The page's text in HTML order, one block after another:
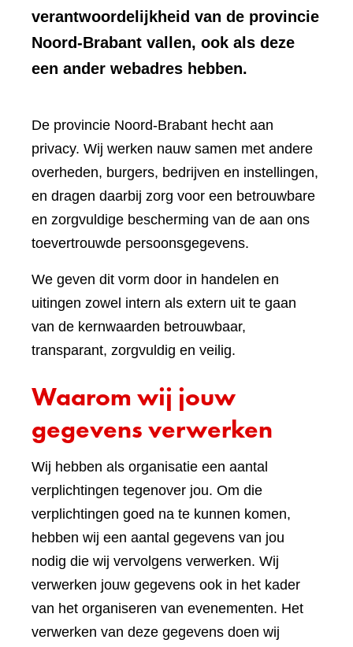
verantwoordelijkheid van de provincie
Noord-Brabant vallen, ook als deze
een ander webadres hebben.
De provincie Noord-Brabant hecht aan
privacy. Wij werken nauw samen met andere
overheden, burgers, bedrijven en instellingen,
en dragen daarbij zorg voor een betrouwbare
en zorgvuldige bescherming van de aan ons
toevertrouwde persoonsgegevens.
We geven dit vorm door in handelen en
uitingen zowel intern als extern uit te gaan
van de kernwaarden betrouwbaar,
transparant, zorgvuldig en veilig.
Waarom wij jouw
gegevens verwerken
Wij hebben als organisatie een aantal
verplichtingen tegenover jou. Om die
verplichtingen goed na te kunnen komen,
hebben wij een aantal gegevens van jou
nodig die wij vervolgens verwerken. Wij
verwerken jouw gegevens ook in het kader
van het organiseren van evenementen. Het
verwerken van deze gegevens doen wij